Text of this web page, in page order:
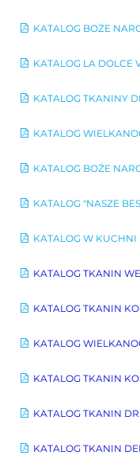
KATALOG BOŻE
KATALOG LA DOLCE
KATALOG TKANINY
KATALOG
KATALOG BOŻE
KATALOG "NASZE
KATALOG W
KATALOG TKANIN
KATALOG TKANIN
KATALOG
KATALOG TKANIN
KATALOG TKANIN
KATALOG TKANIN